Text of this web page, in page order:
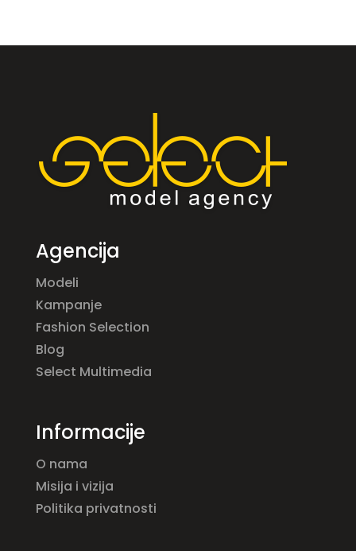
Agencija
Modeli
Kampanje
Fashion Selection
Blog
Select Multimedia
Informacije
O nama
Misija i vizija
Politika privatnosti